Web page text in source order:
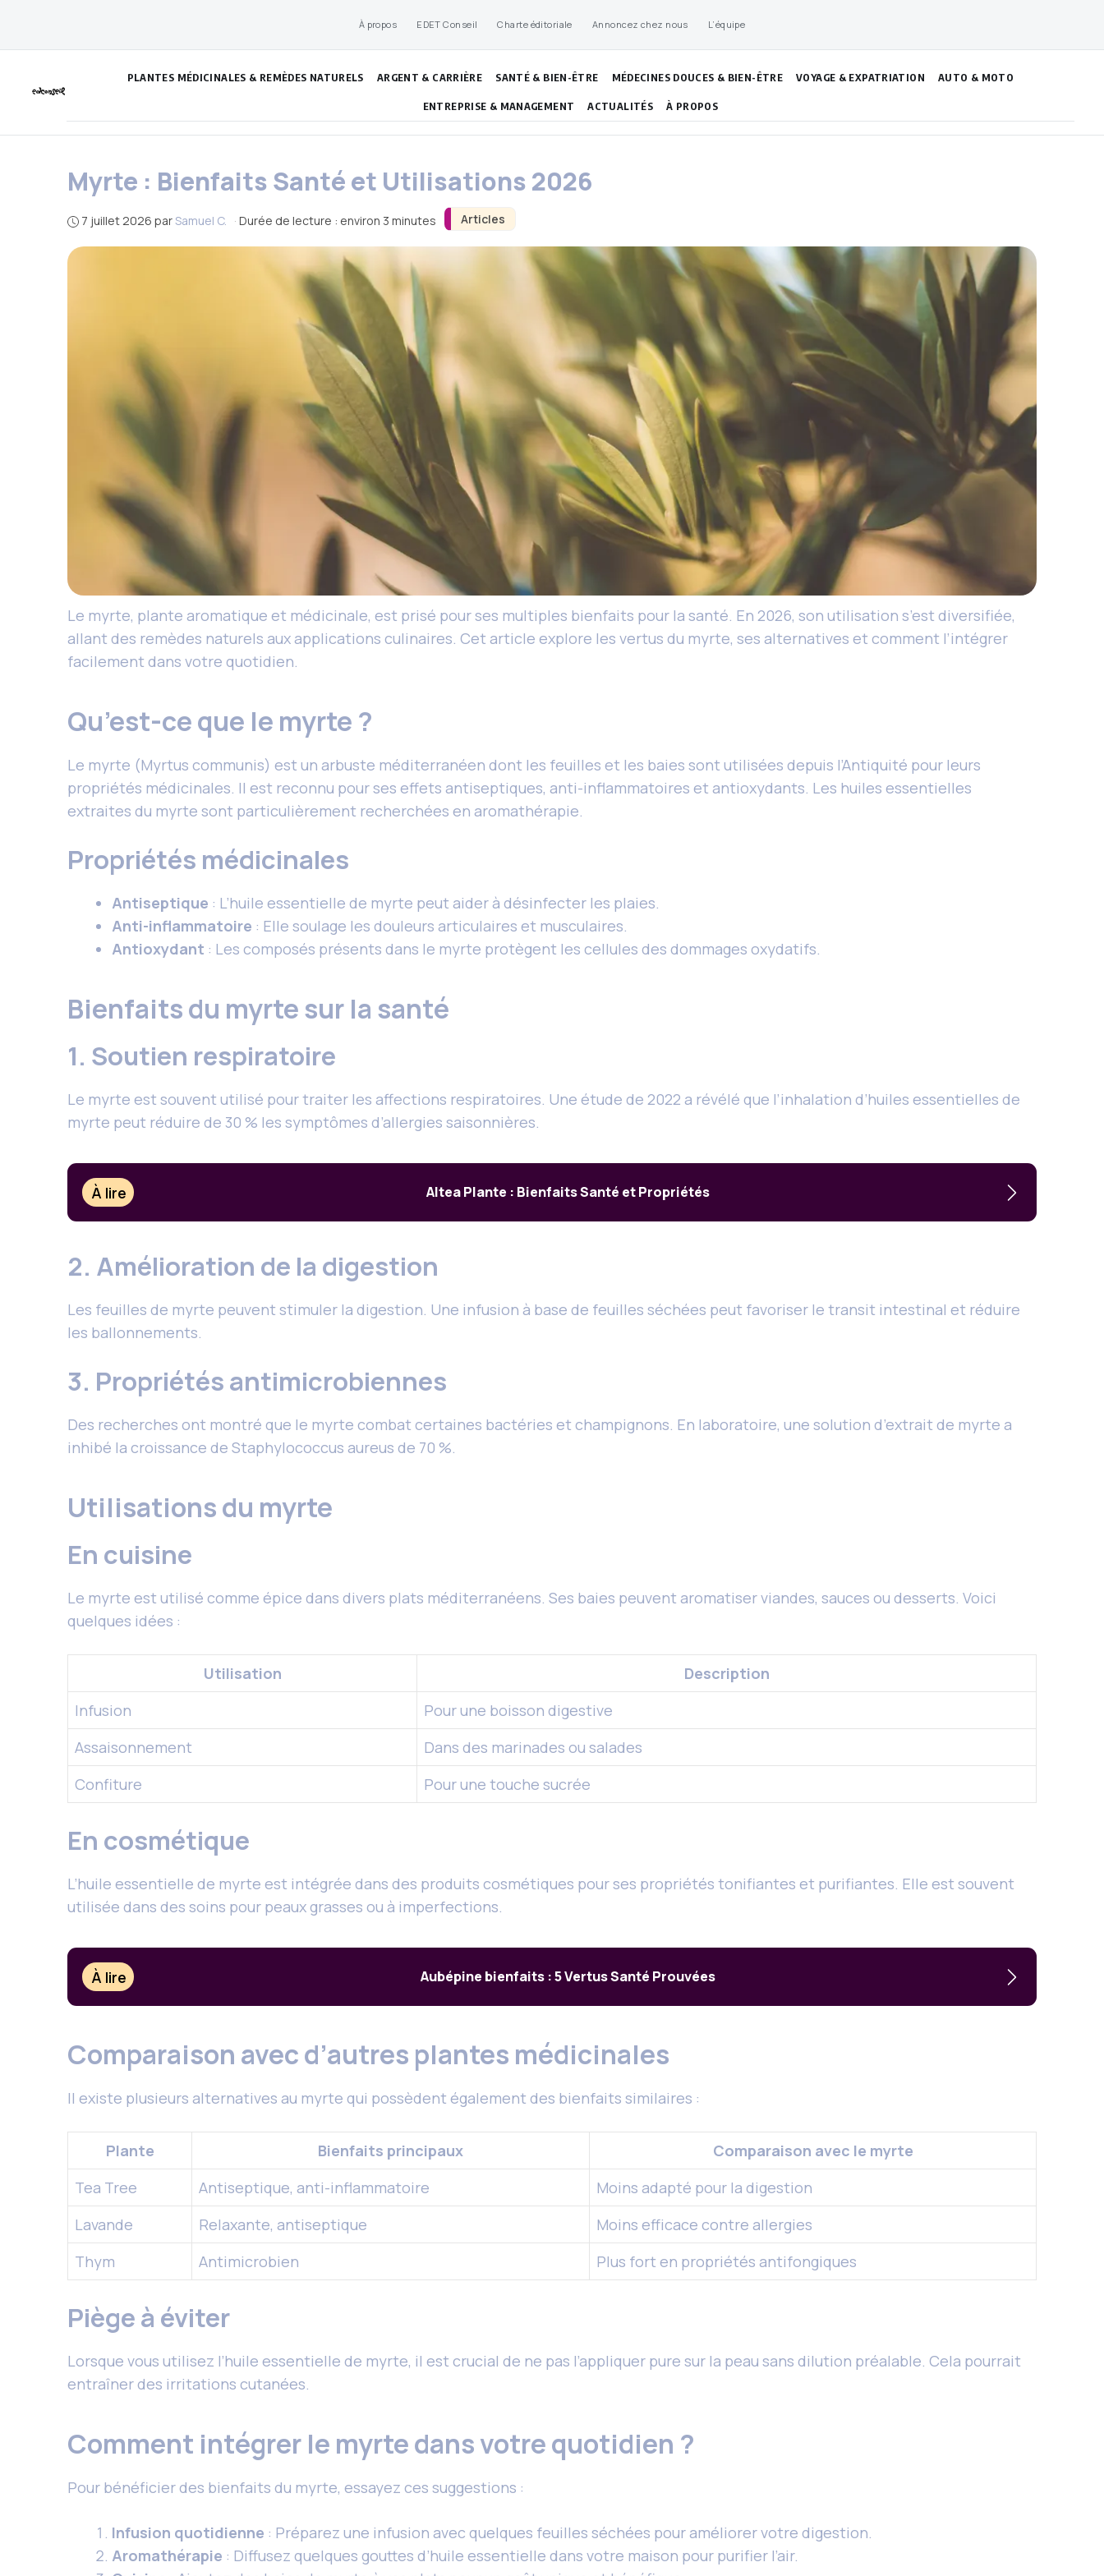
contenu
À propos EDET Conseil Charte éditoriale Annoncez chez nous L’équipe
PLANTES MÉDICINALES & REMÈDES NATURELS ARGENT & CARRIÈRE SANTÉ & BIEN-ÊTRE MÉDECINES DOUCES & BIEN-ÊTRE VOYAGE & EXPATRIATION AUTO & MOTO
ENTREPRISE & MANAGEMENT ACTUALITÉS À PROPOS
Articles
Myrte : Bienfaits Santé et Utilisations 2026
7 juillet 2026 parSamuel C. · Durée de lecture : environ 3 minutes
Le myrte, plante aromatique et médicinale, est prisé pour ses multiples bienfaits pour la santé. En 2026, son utilisation s’est diversifiée,
allant des remèdes naturels aux applications culinaires. Cet article explore les vertus du myrte, ses alternatives et comment l’intégrer
facilement dans votre quotidien.
Qu’est-ce que le myrte ?
Le myrte (Myrtus communis) est un arbuste méditerranéen dont les feuilles et les baies sont utilisées depuis l’Antiquité pour leurs
propriétés médicinales. Il est reconnu pour ses effets antiseptiques, anti-inflammatoires et antioxydants. Les huiles essentielles
extraites du myrte sont particulièrement recherchées en aromathérapie.
Propriétés médicinales
Antiseptique : L’huile essentielle de myrte peut aider à désinfecter les plaies.
Anti-inflammatoire : Elle soulage les douleurs articulaires et musculaires.
Antioxydant : Les composés présents dans le myrte protègent les cellules des dommages oxydatifs.
Bienfaits du myrte sur la santé
1. Soutien respiratoire
Le myrte est souvent utilisé pour traiter les affections respiratoires. Une étude de 2022 a révélé que l’inhalation d’huiles essentielles de
myrte peut réduire de 30 % les symptômes d’allergies saisonnières.
À lire Altea Plante : Bienfaits Santé et Propriétés
2. Amélioration de la digestion
Les feuilles de myrte peuvent stimuler la digestion. Une infusion à base de feuilles séchées peut favoriser le transit intestinal et réduire
les ballonnements.
3. Propriétés antimicrobiennes
Des recherches ont montré que le myrte combat certaines bactéries et champignons. En laboratoire, une solution d’extrait de myrte a
inhibé la croissance de Staphylococcus aureus de 70 %.
Utilisations du myrte
En cuisine
Le myrte est utilisé comme épice dans divers plats méditerranéens. Ses baies peuvent aromatiser viandes, sauces ou desserts. Voici
quelques idées :
Utilisation
Description
Infusion
Pour une boisson digestive
Assaisonnement
Dans des marinades ou salades
Confiture
Pour une touche sucrée
En cosmétique
L’huile essentielle de myrte est intégrée dans des produits cosmétiques pour ses propriétés tonifiantes et purifiantes. Elle est souvent
utilisée dans des soins pour peaux grasses ou à imperfections.
À lire Aubépine bienfaits : 5 Vertus Santé Prouvées
Comparaison avec d’autres plantes médicinales
Il existe plusieurs alternatives au myrte qui possèdent également des bienfaits similaires :
Plante Bienfaits principaux
Comparaison avec le myrte
Tea Tree
Antiseptique, anti-inflammatoire
Moins adapté pour la digestion
Lavande
Relaxante, antiseptique
Moins efficace contre allergies
Thym
Antimicrobien Plus fort en propriétés antifongiques
Piège à éviter
Lorsque vous utilisez l’huile essentielle de myrte, il est crucial de ne pas l’appliquer pure sur la peau sans dilution préalable. Cela pourrait
entraîner des irritations cutanées.
Comment intégrer le myrte dans votre quotidien ?
Pour bénéficier des bienfaits du myrte, essayez ces suggestions :
Infusion quotidienne : Préparez une infusion avec quelques feuilles séchées pour améliorer votre digestion.
Aromathérapie : Diffusez quelques gouttes d’huile essentielle dans votre maison pour purifier l’air.